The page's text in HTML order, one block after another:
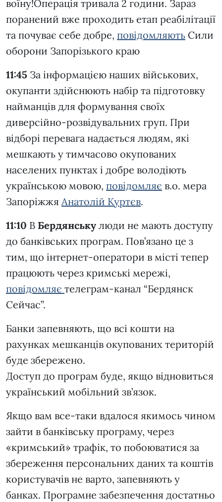
воїну!Операція тривала 2 години. Зараз
поранений вже проходить етап реабілітації
та почуває себе добре, повідомляють Сили
оборони Запорізького краю
11:45 За інформацією наших військових,
окупанти здійснюють набір та підготовку
найманців для формування своїх
диверсійно-розвідувальних груп. При
відборі перевага надається людям, які
мешкають у тимчасово окупованих
населених пунктах і добре володіють
українською мовою, повідомляє в.о. мера
Запоріжжя Анатолій Куртєв.
11:10 В Бердянську люди не мають доступу
до банківських програм. Пов’язано це з
тим, що інтернет-оператори в місті тепер
працюють через кримські мережі,
повідомляє телеграм-канал “Бердянск
Сейчас”.
Банки запевняють, що всі кошти на
рахунках мешканців окупованих територій
буде збережено.
Доступ до програм буде, якщо відновиться
український мобільний зв’язок.
Якщо вам все-таки вдалося якимось чином
зайти в банківську програму, через
«кримський» трафік, то побоюватися за
збереження персональних даних та коштів
користувачів не варто, запевняють у
банках. Програмне забезпечення достатньо